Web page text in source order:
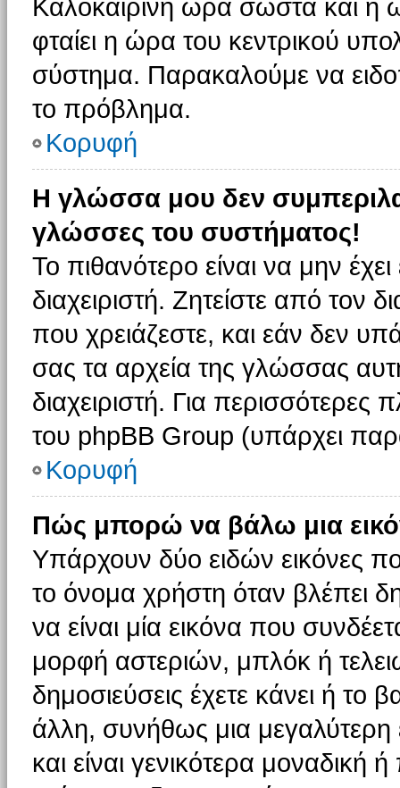
Καλοκαιρινή ώρα σωστά και η
φταίει η ώρα του κεντρικού
σύστημα. Παρακαλούμε να
το πρόβλημα.
Κορυφή
Η γλώσσα μου δεν
γλώσσες του συστήματος!
Το πιθανότερο είναι να μην
διαχειριστή. Ζητείστε από τον
που χρειάζεστε, και εάν δεν
σας τα αρχεία της γλώσσας
διαχειριστή. Για περισσότερες
του phpBB Group (υπάρχει
Κορυφή
Πώς μπορώ να βάλω μια
Υπάρχουν δύο ειδών εικόνες
το όνομα χρήστη όταν βλέπει
να είναι μία εικόνα που
μορφή αστεριών, μπλόκ ή
δημοσιεύσεις έχετε κάνει ή
άλλη, συνήθως μια
και είναι γενικότερα